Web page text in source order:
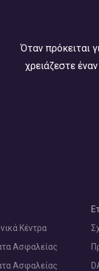
Όταν πρόκειται
χρειάζεστε
Κέντρα
Ασφαλείας
Ασφαλείας